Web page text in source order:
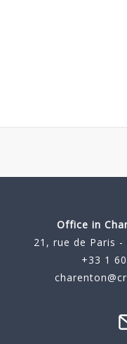
Office in
21, rue de Paris
+33 1